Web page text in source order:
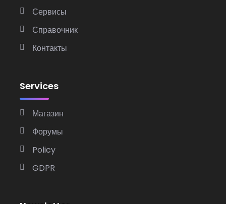
Сервисы
Справочник
Контакты
Services
Магазин
Форумы
Policy
GDPR